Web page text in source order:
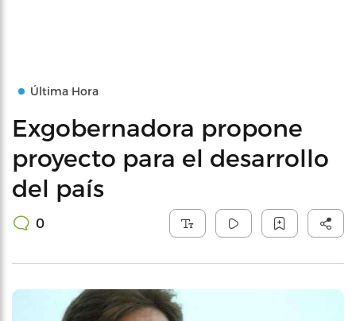
Última Hora
Exgobernadora propone
proyecto para el desarrollo
del país
0